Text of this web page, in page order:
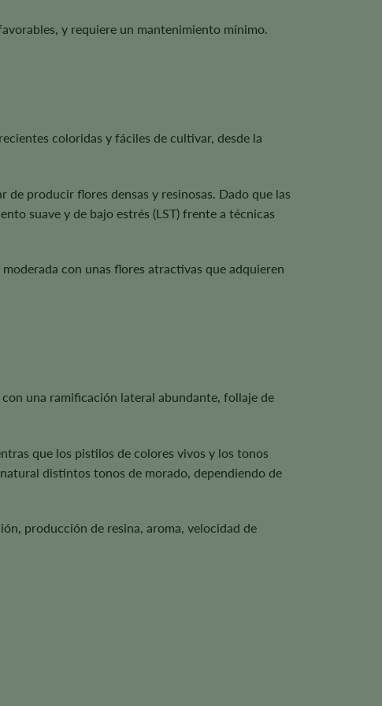
y requiere un mantenimiento mínimo.
coloridas y fáciles de cultivar, desde la
de producir flores densas y resinosas. Dado que las
suave y de bajo estrés (LST) frente a técnicas
con unas flores atractivas que adquieren
una ramificación lateral abundante, follaje de
que los pistilos de colores vivos y los tonos
distintos tonos de morado, dependiendo de
producción de resina, aroma, velocidad de